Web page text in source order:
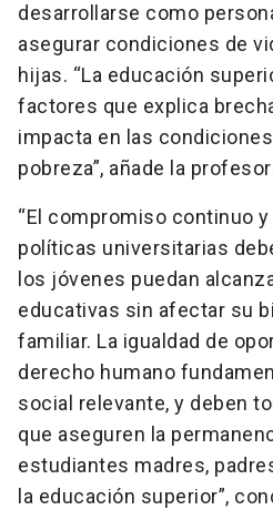
desarrollarse como
asegurar condiciones de
hijas. “La educación
factores que explica
impacta en las
pobreza”, añade la
“El compromiso continuo
políticas universitarias
los jóvenes puedan
educativas sin afectar su
familiar. La igualdad de
derecho humano
social relevante, y deben
que aseguren la
estudiantes madres,
la educación superior”,